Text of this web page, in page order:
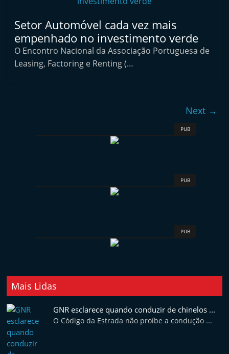
ó
v
e
l
e
Setor Automóvel cada vez mais
empenhado no investimento verde
O Encontro Nacional da Associação Portuguesa de
Leasing, Factoring e Renting (…
Next →
PUB
PUB
PUB
Mais Lidas
GNR esclarece quando conduzir de chinelos ...
O Código da Estrada não proíbe a condução ...